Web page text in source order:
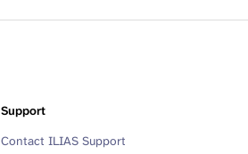
Support
Contact ILIAS Support